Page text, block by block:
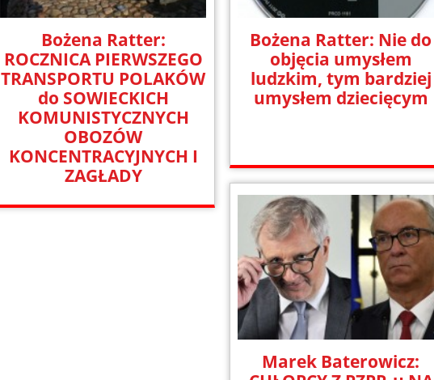
Bożena Ratter:
ROCZNICA PIERWSZEGO
TRANSPORTU POLAKÓW
do SOWIECKICH
KOMUNISTYCZNYCH
OBOZÓW
KONCENTRACYJNYCH I
ZAGŁADY
Bożena Ratter: Nie do
objęcia umysłem
ludzkim, tym bardziej
umysłem dziecięcym
Marek Baterowicz: